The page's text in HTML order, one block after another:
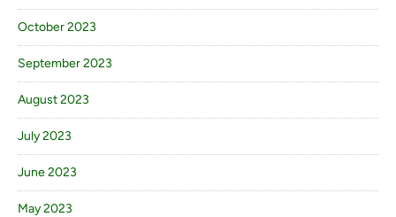
October 2023
September 2023
August 2023
July 2023
June 2023
May 2023